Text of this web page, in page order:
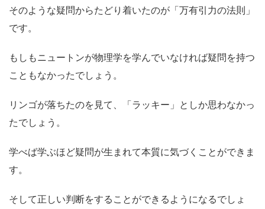
そのような疑問からたどり着いたのが「万有引力の法則」
です。
もしもニュートンが物理学を学んでいなければ疑問を持つ
こともなかったでしょう。
リンゴが落ちたのを見て、「ラッキー」としか思わなかっ
たでしょう。
学べば学ぶほど疑問が生まれて本質に気づくことができま
す。
そして正しい判断をすることができるようになるでしょ